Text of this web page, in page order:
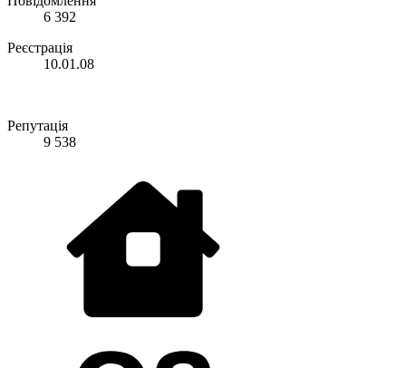
6 392
Реєстрація
10.01.08
Репутація
9 538